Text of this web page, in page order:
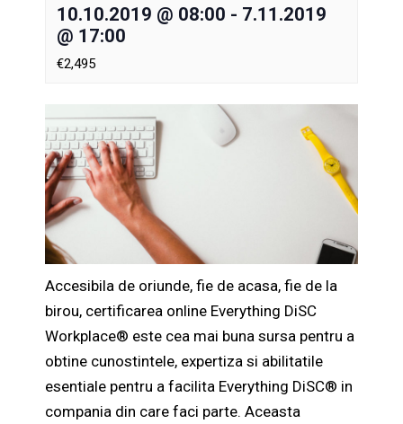
10.10.2019 @ 08:00 - 7.11.2019
@ 17:00
€2,495
Accesibila de oriunde, fie de acasa, fie de la
birou, certificarea online Everything DiSC
Workplace® este cea mai buna sursa pentru a
obtine cunostintele, expertiza si abilitatile
esentiale pentru a facilita Everything DiSC® in
compania din care faci parte. Aceasta